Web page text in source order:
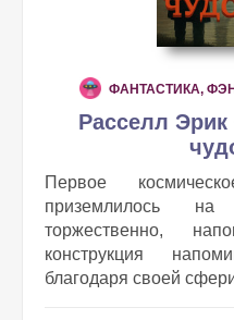
ФАНТАСТИКА,
Расселл
Первое
приземлилось
торжественно,
конструкция
благодаря своей